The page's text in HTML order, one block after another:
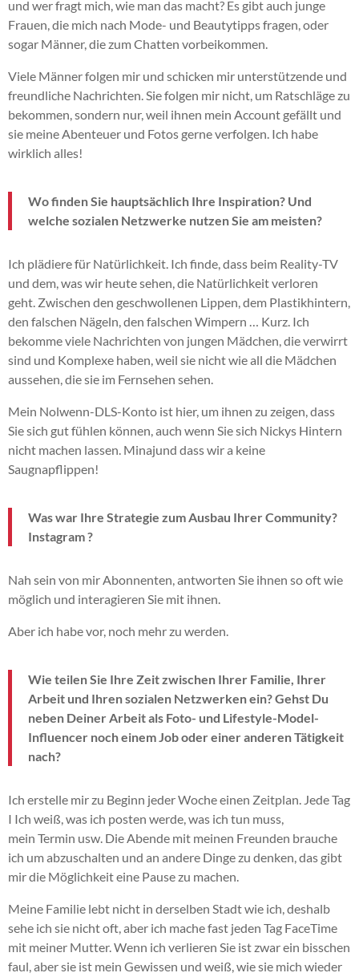
und wer fragt mich, wie man das macht? Es gibt auch junge
Frauen, die mich nach Mode- und Beautytipps fragen, oder
sogar Männer, die zum Chatten vorbeikommen.
Viele Männer folgen mir und schicken mir unterstützende und
freundliche Nachrichten.Sie folgen mir nicht, um Ratschläge zu
bekommen, sondern nur, weil ihnen mein Account gefällt und
sie meine Abenteuer und Fotos gerne verfolgen. Ich habe
wirklich alles!
Wo finden Sie hauptsächlich Ihre Inspiration? Und
welche sozialen Netzwerke nutzen Sie am meisten?
Ich plädiere für Natürlichkeit. Ich finde, dass beim Reality-TV
und dem, was wir heute sehen, die Natürlichkeit verloren
geht. Zwischen den geschwollenen Lippen, dem Plastikhintern,
den falschen Nägeln, den falschen Wimpern … Kurz. Ich
bekomme viele Nachrichten von jungen Mädchen, die verwirrt
sind und Komplexe haben, weil sie nicht wie all die Mädchen
aussehen, die sie im Fernsehen sehen.
Mein Nolwenn-DLS-Konto ist hier, um ihnen zu zeigen, dass
Sie sich gut fühlen können, auch wenn Sie sich Nickys Hintern
nicht machen lassen. Minajund dass wira keine
Saugnapflippen!
Was war Ihre Strategie zum Ausbau Ihrer Community?
Instagram?
Nah sein von mirAbonnenten, antworten Sie ihnen so oft wie
möglich und interagieren Sie mit ihnen.
Aber ich habe vor, noch mehr zu werden.
Wie teilen Sie Ihre Zeit zwischen Ihrer Familie, Ihrer
Arbeit und Ihren sozialen Netzwerken ein?Gehst Du
neben Deiner Arbeit als Foto- und Lifestyle-Model-
Influencer noch einem Job oder einer anderen Tätigkeit
nach?
Ich erstelle mir zu Beginn jeder Woche einen Zeitplan. JedeTag
I Ich weiß, was ich posten werde, was ich tun muss,
mein Termin usw. Die Abende mit meinen Freunden brauche
ich um abzuschalten und an andere Dinge zu denken, das gibt
mir die Möglichkeit eine Pause zu machen.
Meine Familie lebt nicht in derselben Stadt wie ich, deshalb
sehe ich sie nicht oft, aber ich mache fast jeden Tag FaceTime
mit meiner Mutter.Wenn ich verlieren Sie ist zwar ein bisschen
faul, aber sie ist mein Gewissen und weiß, wie sie mich wieder